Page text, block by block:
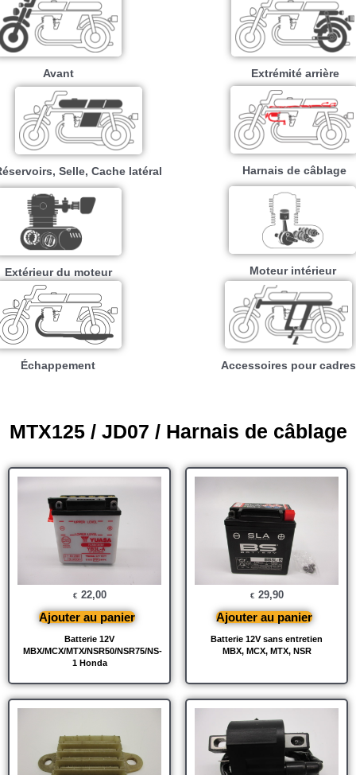
Avant Extrémité arrière
Selle, Cache latéral Harnais de câblage
Extérieur du moteur Moteur intérieur​
Échappement Accessoires pour cadres
MTX125 / JD07 / Harnais de câblage
Batterie 12V
MBX/MCX/MTX/NSR50/NSR75/NS-
1 Honda
€ 22,00
Ajouter au panier
Batterie 12V sans entretien
MBX, MCX, MTX, NSR
€ 29,90
Ajouter au panier